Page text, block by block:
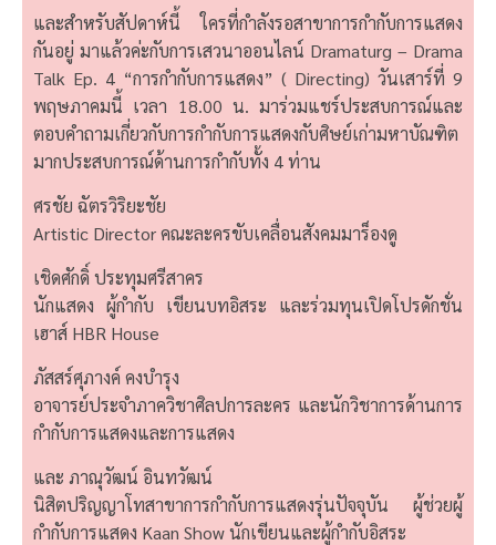
และสำหรับสัปดาห์นี้ ใครที่กำลังรอสาขาการกำกับการแสดง
กันอยู่ มาแล้วค่ะกับการเสวนาออนไลน์ Dramaturg – Drama
Talk Ep. 4 “การกำกับการแสดง” ( Directing) วันเสาร์ที่ 9
พฤษภาคมนี้ เวลา 18.00 น. มาร่วมแชร์ประสบการณ์และ
ตอบคำถามเกี่ยวกับการกำกับการแสดงกับศิษย์เก่ามหาบัณฑิต
มากประสบการณ์ด้านการกำกับทั้ง 4 ท่าน
ศรชัย ฉัตรวิริยะชัย
Artistic Director คณะละครขับเคลื่อนสังคมมาร็องดู
เชิดศักดิ์ ประทุมศรีสาคร
นักแสดง ผู้กำกับ เขียนบทอิสระ และร่วมทุนเปิดโปรดักชั่น
เฮาส์ HBR House
ภัสสร์ศุภางค์ คงบำรุง
อาจารย์ประจำภาควิชาศิลปการละคร และนักวิชาการด้านการ
กำกับการแสดงและการแสดง
และ ภาณุวัฒน์ อินทวัฒน์
นิสิตปริญญาโทสาขาการกำกับการแสดงรุ่นปัจจุบัน ผู้ช่วยผู้
กำกับการแสดง Kaan Show นักเขียนและผู้กำกับอิสระ